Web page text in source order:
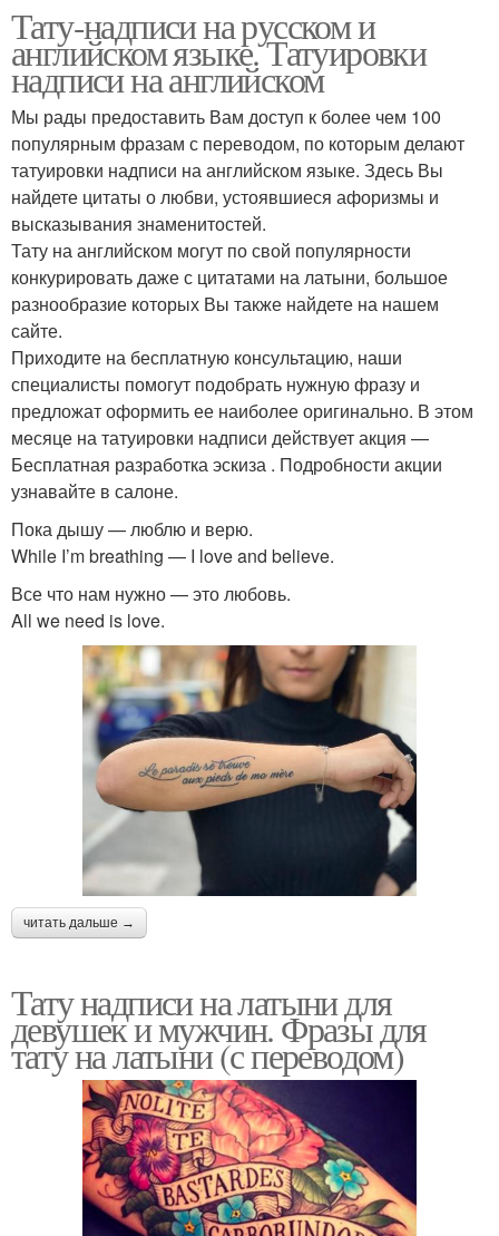
Тату-надписи на русском и
английском языке. Татуировки
надписи на английском
Мы рады предоставить Вам доступ к более чем 100
популярным фразам с переводом, по которым делают
татуировки надписи на английском языке. Здесь Вы
найдете цитаты о любви, устоявшиеся афоризмы и
высказывания знаменитостей.
Тату на английском могут по свой популярности
конкурировать даже с цитатами на латыни, большое
разнообразие которых Вы также найдете на нашем
сайте.
Приходите на бесплатную консультацию, наши
специалисты помогут подобрать нужную фразу и
предложат оформить ее наиболее оригинально. В этом
месяце на татуировки надписи действует акция —
Бесплатная разработка эскиза . Подробности акции
узнавайте в салоне.
Пока дышу — люблю и верю.
While I’m breathing — I love and believe.
Все что нам нужно — это любовь.
All we need is love.
читать дальше →
Тату надписи на латыни для
девушек и мужчин. Фразы для
тату на латыни (с переводом)